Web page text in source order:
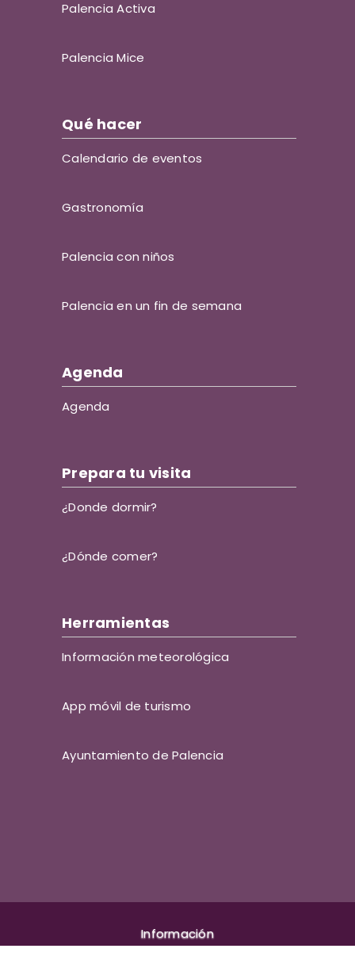
Palencia Activa
Palencia Mice
Qué hacer
Calendario de eventos
Gastronomía
Palencia con niños
Palencia en un fin de semana
Agenda
Agenda
Prepara tu visita
¿Donde dormir?
¿Dónde comer?
Herramientas
Información meteorológica
App móvil de turismo
Ayuntamiento de Palencia
Información